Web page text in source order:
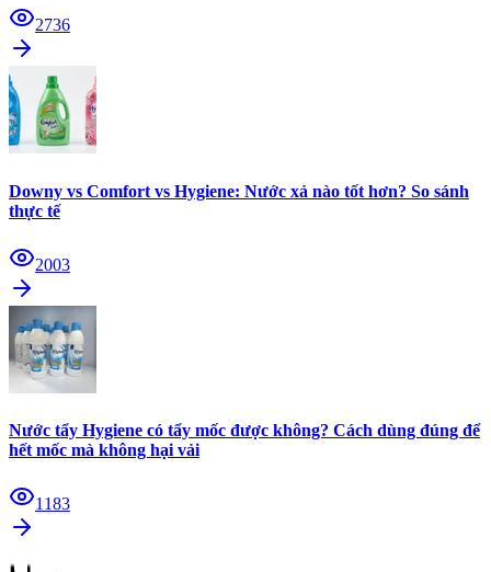
2736
Downy vs Comfort vs Hygiene: Nước xả nào tốt hơn? So sánh
thực tế
2003
Nước tẩy Hygiene có tẩy mốc được không? Cách dùng đúng để
hết mốc mà không hại vải
1183